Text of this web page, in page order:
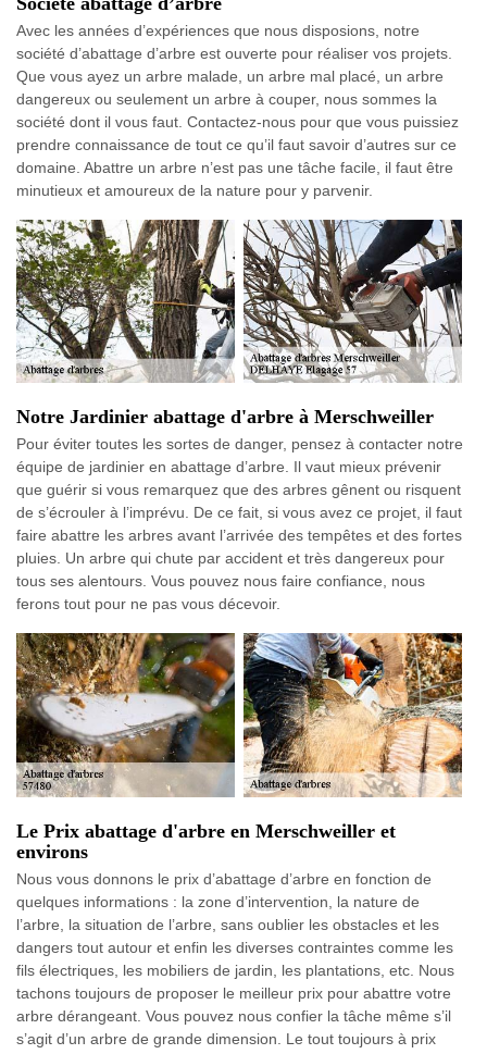
Avec les années d’expériences que nous disposions, notre
société d’abattage d’arbre est ouverte pour réaliser vos projets.
Que vous ayez un arbre malade, un arbre mal placé, un arbre
dangereux ou seulement un arbre à couper, nous sommes la
société dont il vous faut. Contactez-nous pour que vous puissiez
prendre connaissance de tout ce qu’il faut savoir d’autres sur ce
domaine. Abattre un arbre n’est pas une tâche facile, il faut être
minutieux et amoureux de la nature pour y parvenir.
Notre Jardinier abattage d'arbre à Merschweiller
Pour éviter toutes les sortes de danger, pensez à contacter notre
équipe de jardinier en abattage d’arbre. Il vaut mieux prévenir
que guérir si vous remarquez que des arbres gênent ou risquent
de s’écrouler à l’imprévu. De ce fait, si vous avez ce projet, il faut
faire abattre les arbres avant l’arrivée des tempêtes et des fortes
pluies. Un arbre qui chute par accident et très dangereux pour
tous ses alentours. Vous pouvez nous faire confiance, nous
ferons tout pour ne pas vous décevoir.
Le Prix abattage d'arbre en Merschweiller et
environs
Nous vous donnons le prix d’abattage d’arbre en fonction de
quelques informations : la zone d’intervention, la nature de
l’arbre, la situation de l’arbre, sans oublier les obstacles et les
dangers tout autour et enfin les diverses contraintes comme les
fils électriques, les mobiliers de jardin, les plantations, etc. Nous
tachons toujours de proposer le meilleur prix pour abattre votre
arbre dérangeant. Vous pouvez nous confier la tâche même s’il
s’agit d’un arbre de grande dimension. Le tout toujours à prix